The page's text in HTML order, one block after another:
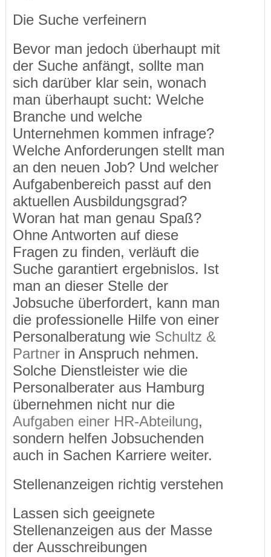
Die Suche verfeinern
Bevor man jedoch überhaupt mit
der Suche anfängt, sollte man
sich darüber klar sein, wonach
man überhaupt sucht: Welche
Branche und welche
Unternehmen kommen infrage?
Welche Anforderungen stellt man
an den neuen Job? Und welcher
Aufgabenbereich passt auf den
aktuellen Ausbildungsgrad?
Woran hat man genau Spaß?
Ohne Antworten auf diese
Fragen zu finden, verläuft die
Suche garantiert ergebnislos. Ist
man an dieser Stelle der
Jobsuche überfordert, kann man
die professionelle Hilfe von einer
Personalberatung wie Schultz &
Partnerin Anspruch nehmen.
Solche Dienstleister wie die
Personalberater aus Hamburg
übernehmen nicht nur die
Aufgaben einer HR-Abteilung,
sondern helfen Jobsuchenden
auch in Sachen Karriere weiter.
Stellenanzeigen richtig verstehen
Lassen sich geeignete
Stellenanzeigen aus der Masse
der Ausschreibungen